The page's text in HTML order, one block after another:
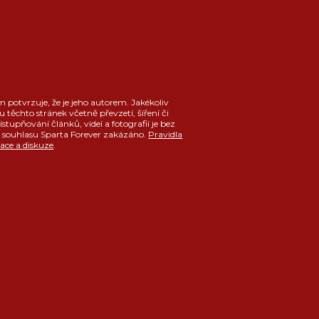
potvrzuje, že je jeho autorem. Jakékoliv
těchto stránek včetně převzetí, šíření či
článků, videí a fotografií je bez
Sparta Forever zakázáno. Pravidla
a diskuze.